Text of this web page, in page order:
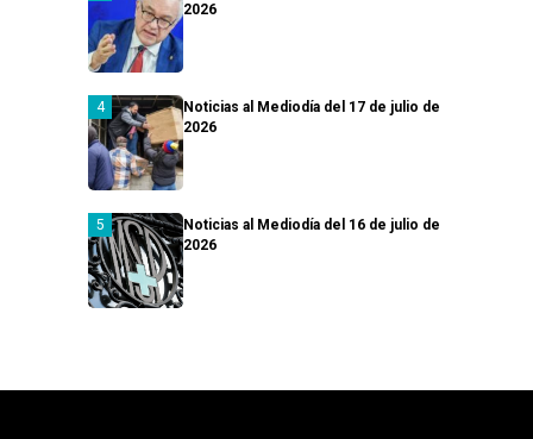
2026
Noticias al Mediodía del 17 de julio de
2026
Noticias al Mediodía del 16 de julio de
2026